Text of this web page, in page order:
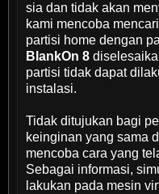
sia dan tidak akan
kami mencoba
partisi home dengan
BlankOn 8
partisi tidak dapat
instalasi.
Tidak ditujukan bagi
keinginan yang sama
mencoba cara yang
Sebagai informasi,
lakukan pada mesin